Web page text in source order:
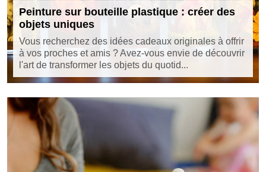
Peinture sur bouteille plastique : créer des
objets uniques
Vous recherchez des idées cadeaux originales à offrir
à vos proches et amis ? Avez-vous envie de découvrir
l'art de transformer les objets du quotid...